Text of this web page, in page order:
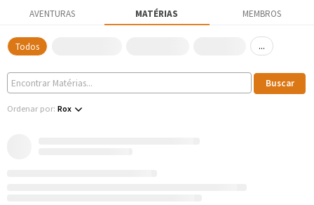
AVENTURAS MATÉRIAS MEMBROS
Todos ...
Ordenar por: Rox